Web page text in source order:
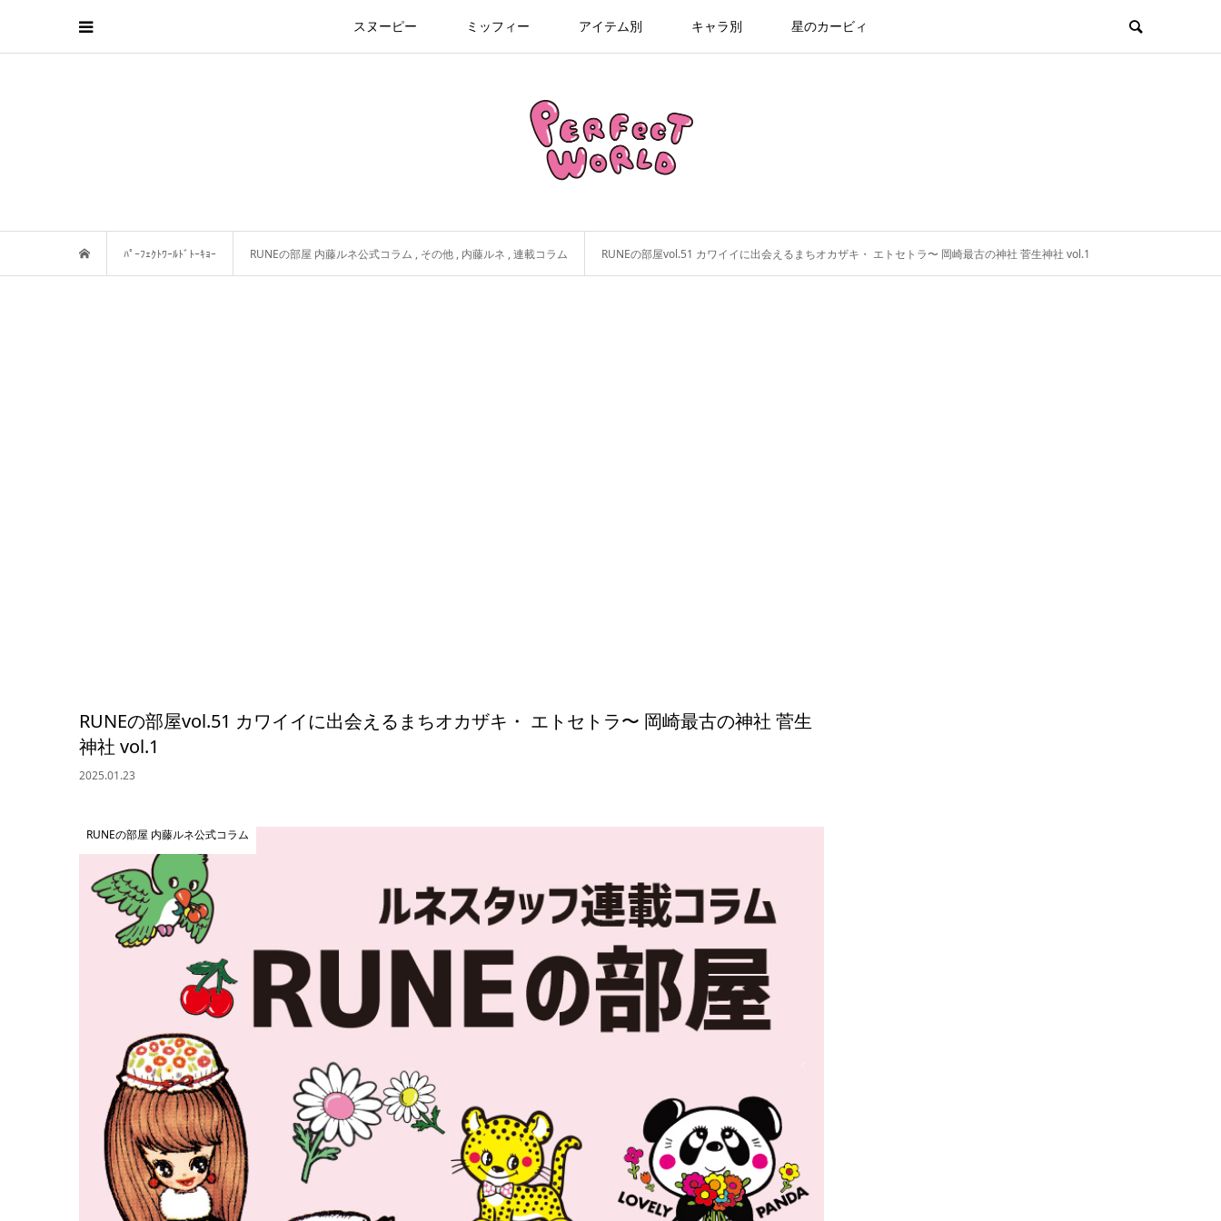
スヌーピー ミッフィー アイテム別 キャラ別 星のカービィ
ﾊﾟｰﾌｪｸﾄﾜｰﾙﾄﾞﾄｰｷｮｰ RUNEの部屋 内藤ルネ公式コラム , その他 , 内藤ルネ ,連載コラム RUNEの部屋vol.51 カワイイに出会えるまちオカザキ・ エトセトラ〜 岡崎最古の神社 菅生神社 vol.1
RUNEの部屋vol.51 カワイイに出会えるまちオカザキ・ エトセトラ〜 岡崎最古の神社 菅生
神社 vol.1
2025.01.23
RUNEの部屋 内藤ルネ公式コラム